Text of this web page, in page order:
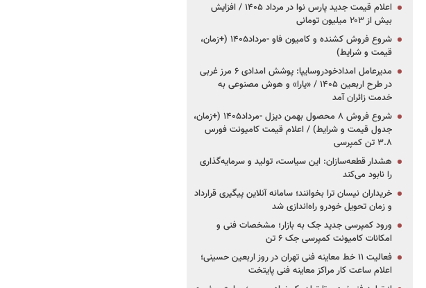
اعلام قیمت جدید پارس نوا در مرداد ۱۴۰۵ / افزایش
بیش از ۲۰۳ میلیون تومانی
شروع فروش کشنده و کامیون فاو -مرداد۱۴۰۵ (+زمان،
قیمت و شرایط)
مدیرعامل امدادخودروسایپا: پوشش امدادی ۶ مرز غربی
در طرح اربعین ۱۴۰۵ / «یارا» و هوش مصنوعی به
خدمت زائران آمد
شروع فروش ۸ محصول بهمن دیزل -مرداد۱۴۰۵ (+زمان،
جدول قیمت و شرایط) / اعلام قیمت کامیونت فورس
۳.۸ تن کمپرسی
هشدار قطعه‌سازان: این سیاست، تولید و سرمایه‌گذاری
را نابود می‌کند
خریداران نیسان ترا بخوانند؛ سامانه آنلاین پیگیری قرارداد
و زمان تحویل خودرو راه‌اندازی شد
ورود کمپرسی جدید جک به بازار؛ مشخصات فنی و
امکانات کامیونت کمپرسی جک ۶ تن
فعالیت ۱۱ خط معاینه فنی تهران در روز اربعین حسینی؛
اعلام ساعت کار مراکز معاینه فنی پایتخت